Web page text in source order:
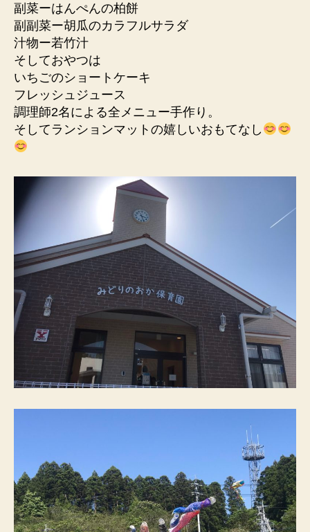
副菜ーはんぺんの柏餅
副副菜ー胡瓜のカラフルサラダ
汁物ー若竹汁
そしておやつは
いちごのショートケーキ
フレッシュジュース
調理師2名による全メニュー手作り。
そしてランションマットの嬉しいおもてなし